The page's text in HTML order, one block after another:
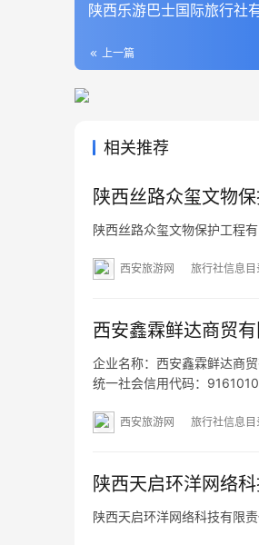
陕西乐游巴士国际旅行社
上一篇
相关推荐
陕西丝路众玺文物
陕西丝路众玺文物保护工程
西安旅游网 旅行社信息目
西安鑫霖鲜达商贸
企业名称：西安鑫霖鲜达商
统一社会信用代码：
西安旅游网 旅行社信息目
陕西天启环洋网络
陕西天启环洋网络科技有限